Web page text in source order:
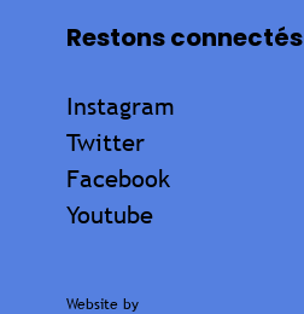
Restons connectés
Instagram
Twitter
Facebook
Youtube
Website by